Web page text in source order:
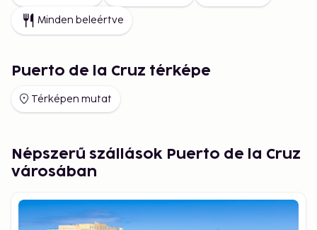
Minden beleértve
Puerto de la Cruz térképe
Térképen mutat
Népszerű szállások Puerto de la Cruz
városában